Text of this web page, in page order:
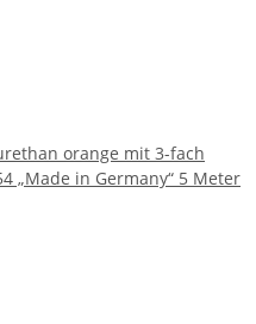
orange mit 3-fach
„Made in Germany“ 5 Meter